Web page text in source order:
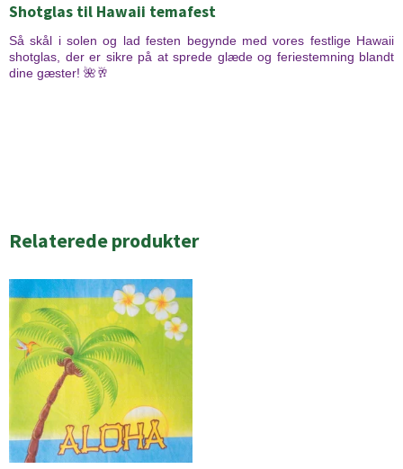
Shotglas til Hawaii temafest
Så skål i solen og lad festen begynde med vores festlige Hawaii
shotglas, der er sikre på at sprede glæde og feriestemning blandt
dine gæster! 🌺🥂
Relaterede produkter